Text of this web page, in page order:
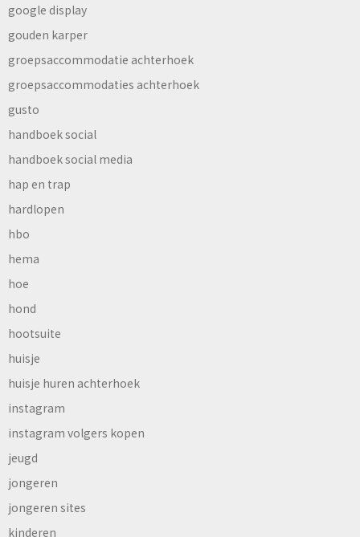
google display
gouden karper
groepsaccommodatie achterhoek
groepsaccommodaties achterhoek
gusto
handboek social
handboek social media
hap en trap
hardlopen
hbo
hema
hoe
hond
hootsuite
huisje
huisje huren achterhoek
instagram
instagram volgers kopen
jeugd
jongeren
jongeren sites
kinderen